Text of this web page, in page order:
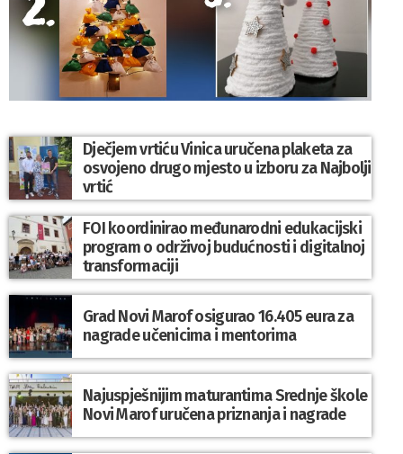
Dječjem vrtiću Vinica uručena plaketa za
osvojeno drugo mjesto u izboru za Najbolji
vrtić
FOI koordinirao međunarodni edukacijski
program o održivoj budućnosti i digitalnoj
transformaciji
Grad Novi Marof osigurao 16.405 eura za
nagrade učenicima i mentorima
Najuspješnijim maturantima Srednje škole
Novi Marof uručena priznanja i nagrade